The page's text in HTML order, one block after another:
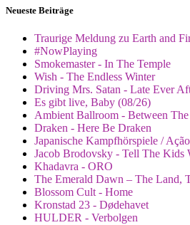
Neueste Beiträge
Traurige Meldung zu Earth and
#NowPlaying
Smokemaster - In The Temple
Wish - The Endless Winter
Driving Mrs. Satan - Late Ever
Es gibt live, Baby (08/26)
Ambient Ballroom - Between The
Draken - Here Be Draken
Japanische Kampfhörspiele /
Jacob Brodovsky - Tell The Kids
Khadavra - ORO
The Emerald Dawn – The Land,
Blossom Cult - Home
Kronstad 23 - Dødehavet
HULDER - Verbolgen